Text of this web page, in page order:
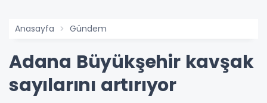
Anasayfa Gündem
Adana Büyükşehir kavşak
sayılarını artırıyor